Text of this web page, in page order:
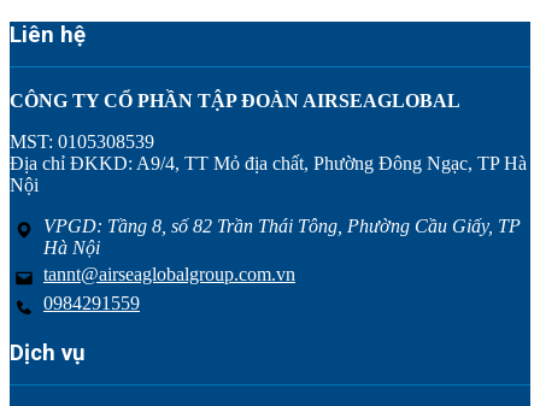
Liên hệ
CÔNG TY CỔ PHẦN TẬP ĐOÀN AIRSEAGLOBAL
MST: 0105308539
Địa chỉ ĐKKD: A9/4, TT Mỏ địa chất, Phường Đông Ngạc, TP Hà
Nội
VPGD: Tầng 8, số 82 Trần Thái Tông, Phường Cầu Giấy, TP
Hà Nội
tannt@airseaglobalgroup.com.vn
0984291559
Dịch vụ